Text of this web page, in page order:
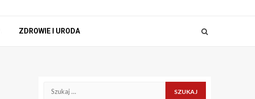
ZDROWIE I URODA
Szukaj: